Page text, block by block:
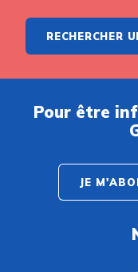
RECHERCHER
Pour être
JE